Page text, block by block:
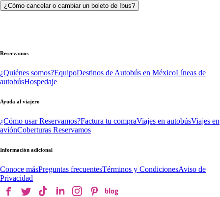
¿Cómo cancelar o cambiar un boleto de Ibus?
Reservamos
¿Quiénes somos?EquipoDestinos de Autobús en MéxicoLíneas de
autobúsHospedaje
Ayuda al viajero
¿Cómo usar Reservamos?Factura tu compraViajes en autobúsViajes en
aviónCoberturas Reservamos
Información adicional
Conoce másPreguntas frecuentesTérminos y CondicionesAviso de
Privacidad